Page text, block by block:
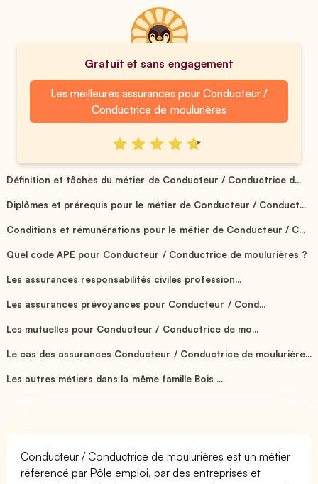
Gratuit et sans engagement
Les meilleures assurances pour Conducteur /
Conductrice de moulurières
Définition et tâches du métier de Conducteur / Conductrice d...
Diplômes et prérequis pour le métier de Conducteur / Conduct...
Conditions et rémunérations pour le métier de Conducteur / C...
Quel code APE pour Conducteur / Conductrice de moulurières ?
Les assurances responsabilités civiles profession...
Les assurances prévoyances pour Conducteur / Cond...
Les mutuelles pour Conducteur / Conductrice de mo...
Le cas des assurances Conducteur / Conductrice de moulurière...
Les autres métiers dans la même famille Bois ...
Conducteur / Conductrice de moulurières est un métier
référencé par Pôle emploi, par des entreprises et